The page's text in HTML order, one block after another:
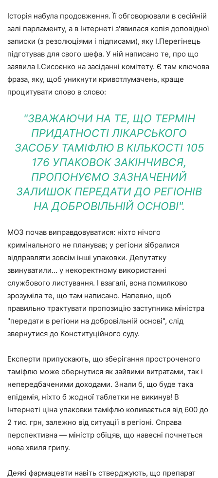
Історія набула продовження. Її обговорювали в сесійній
залі парламенту, а в Інтернеті з'явилася копія доповідної
записки (з резолюціями і підписами), яку І.Перегінець
підготував для свого шефа. У ній написано те, про що
заявила І.Сисоєнко на засіданні комітету. Є там ключова
фраза, яку, щоб уникнути кривотлумачень, краще
процитувати слово в слово:
"ЗВАЖАЮЧИ НА ТЕ, ЩО ТЕРМІН
ПРИДАТНОСТІ ЛІКАРСЬКОГО
ЗАСОБУ ТАМІФЛЮ В КІЛЬКОСТІ 105
176 УПАКОВОК ЗАКІНЧИВСЯ,
ПРОПОНУЄМО ЗАЗНАЧЕНИЙ
ЗАЛИШОК ПЕРЕДАТИ ДО РЕГІОНІВ
НА ДОБРОВІЛЬНІЙ ОСНОВІ".
МОЗ почав виправдовуватися: ніхто нічого
кримінального не планував; у регіони зібралися
відправляти зовсім інші упаковки. Депутатку
звинуватили… у некоректному використанні
службового листування. І взагалі, вона помилково
зрозуміла те, що там написано. Напевно, щоб
правильно трактувати пропозицію заступника міністра
"передати в регіони на добровільній основі", слід
звернутися до Конституційного суду.
Експерти припускають, що зберігання простроченого
таміфлю може обернутися як зайвими витратами, так і
непередбаченими доходами. Знали б, що буде така
епідемія, ніхто б жодної таблетки не викинув! В
Інтернеті ціна упаковки таміфлю коливається від 600 до
2 тис. грн, залежно від ситуації в регіоні. Справа
перспективна — міністр обіцяв, що навесні почнеться
нова хвиля грипу.
Деякі фармацевти навіть стверджують, що препарат